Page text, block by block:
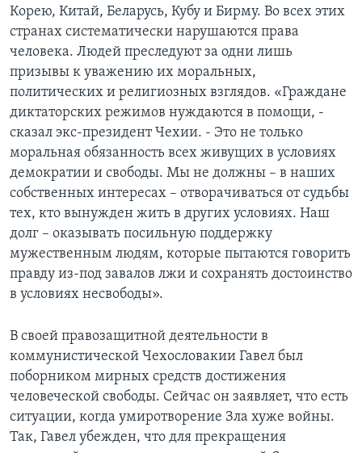
Корею, Китай, Беларусь, Кубу и Бирму. Во всех этих
странах систематически нарушаются права
человека. Людей преследуют за одни лишь
призывы к уважению их моральных,
политических и религиозных взглядов. «Граждане
диктаторских режимов нуждаются в помощи, -
сказал экс-президент Чехии. - Это не только
моральная обязанность всех живущих в условиях
демократии и свободы. Мы не должны – в наших
собственных интересах – отворачиваться от судьбы
тех, кто вынужден жить в других условиях. Наш
долг – оказывать посильную поддержку
мужественным людям, которые пытаются говорить
правду из-под завалов лжи и сохранять достоинство
в условиях несвободы».
В своей правозащитной деятельности в
коммунистической Чехословакии Гавел был
поборником мирных средств достижения
человеческой свободы. Сейчас он заявляет, что есть
ситуации, когда умиротворение Зла хуже войны.
Так, Гавел убежден, что для прекращения